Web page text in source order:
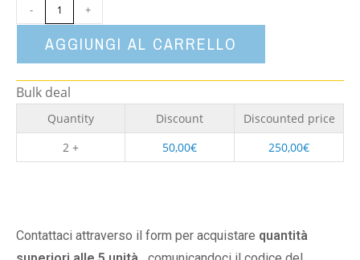
- +
AGGIUNGI AL CARRELLO
Bulk deal
Quantity Discount
Discounted price
2 +
50,00€ 250,00€
Contattaci attraverso il form per acquistare quantità